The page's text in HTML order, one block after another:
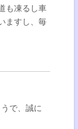
も凍るし車
ますし、毎
で、誠に